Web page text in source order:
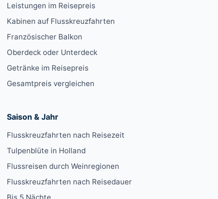
Leistungen im Reisepreis
Kabinen auf Flusskreuzfahrten
Französischer Balkon
Oberdeck oder Unterdeck
Getränke im Reisepreis
Gesamtpreis vergleichen
Saison & Jahr
Flusskreuzfahrten nach Reisezeit
Tulpenblüte in Holland
Flussreisen durch Weinregionen
Flusskreuzfahrten nach Reisedauer